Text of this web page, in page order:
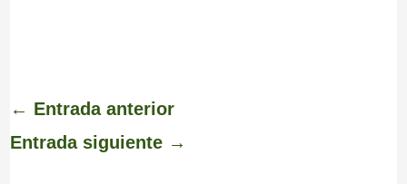
← Entrada anterior
Entrada siguiente →